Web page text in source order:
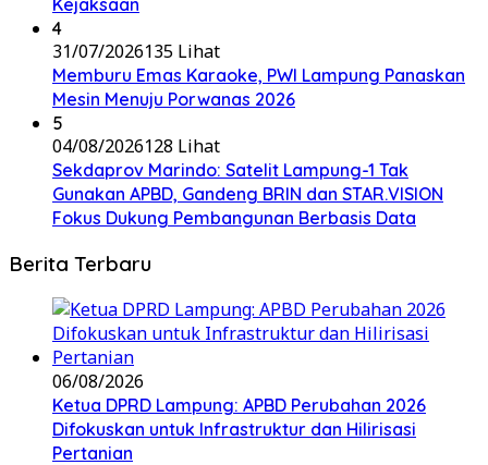
Kejaksaan
4
31/07/2026135 Lihat
Memburu Emas Karaoke, PWI Lampung Panaskan
Mesin Menuju Porwanas 2026
5
04/08/2026128 Lihat
Sekdaprov Marindo: Satelit Lampung-1 Tak
Gunakan APBD, Gandeng BRIN dan STAR.VISION
Fokus Dukung Pembangunan Berbasis Data
Berita Terbaru
06/08/2026
Ketua DPRD Lampung: APBD Perubahan 2026
Difokuskan untuk Infrastruktur dan Hilirisasi
Pertanian